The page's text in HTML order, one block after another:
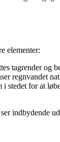
elementer:
tagrender og
regnvandet
stedet for at
indbydende